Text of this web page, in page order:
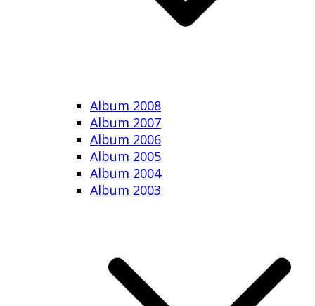
Album 2008
Album 2007
Album 2006
Album 2005
Album 2004
Album 2003